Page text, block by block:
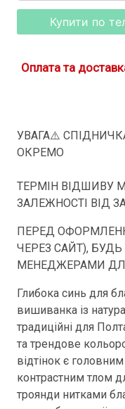
Купити по
Оплата та
УВАГА⚠️
ОКРЕМО
ТЕРМІН ВІДШИВУ
ЗАЛЕЖНОСТІ ВІД
ПЕРЕД
ЧЕРЕЗ САЙТ),
МЕНЕДЖЕРАМИ
Глибока синь для
вишиванка із
традиційні для
та трендове
відтінок є
контрастним тлом
троянди нитками